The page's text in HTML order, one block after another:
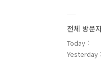
전체 방문
Today :
Yesterday :